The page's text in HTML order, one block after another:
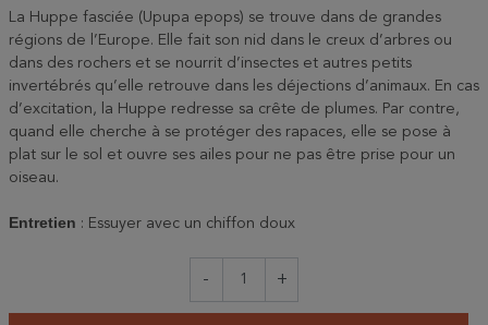
La Huppe fasciée (Upupa epops) se trouve dans de grandes
régions de l’Europe. Elle fait son nid dans le creux d’arbres ou
dans des rochers et se nourrit d’insectes et autres petits
invertébrés qu’elle retrouve dans les déjections d’animaux. En cas
d’excitation, la Huppe redresse sa crête de plumes. Par contre,
quand elle cherche à se protéger des rapaces, elle se pose à
plat sur le sol et ouvre ses ailes pour ne pas être prise pour un
oiseau.
Entretien : Essuyer avec un chiffon doux
- +